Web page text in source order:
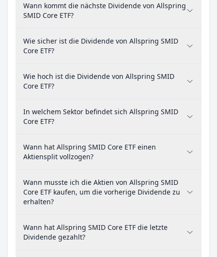
Wann kommt die nächste Dividende von Allspring
SMID Core ETF?
Wie sicher ist die Dividende von Allspring SMID
Core ETF?
Wie hoch ist die Dividende von Allspring SMID
Core ETF?
In welchem Sektor befindet sich Allspring SMID
Core ETF?
Wann hat Allspring SMID Core ETF einen
Aktiensplit vollzogen?
Wann musste ich die Aktien von Allspring SMID
Core ETF kaufen, um die vorherige Dividende zu
erhalten?
Wann hat Allspring SMID Core ETF die letzte
Dividende gezahlt?